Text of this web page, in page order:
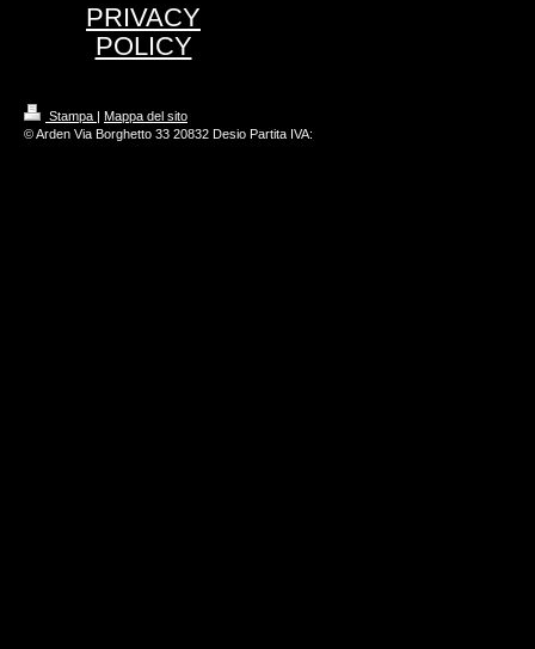
PRIVACY
POLICY
Stampa | Mappa del sito
© Arden Via Borghetto 33 20832 Desio Partita IVA: